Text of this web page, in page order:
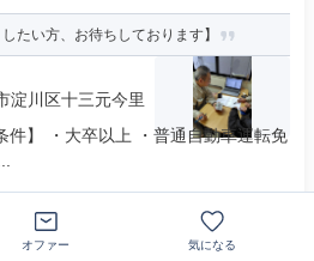
たい方、お待ちしております】
淀川区十三元今里
件】 ・大卒以上 ・普通自動車運転免
気になる
オファー 気になる